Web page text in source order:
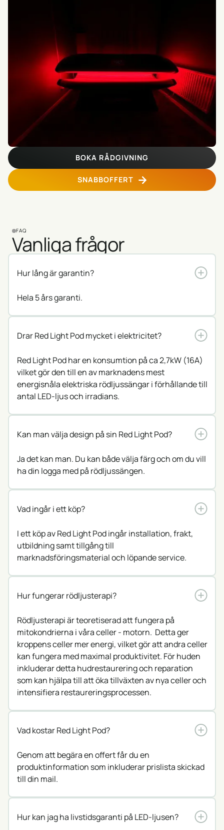
BOKA RÅDGIVNING
SNABBOFFERT
FAQ
Vanliga frågor
Hur lång är garantin?
Hela 5 års garanti.
Drar Red Light Pod mycket i elektricitet?
Red Light Pod har en konsumtion på ca 2,7kW (16A)
vilket gör den till en av marknadens mest
energisnåla elektriska rödljussängar i förhållande till
antal LED-ljus och irradians.
Kan man välja design på sin Red Light Pod?
Ja det kan man. Du kan både välja färg och om du vill
ha din logga med på rödljussängen.
Vad ingår i ett köp?
I ett köp av Red Light Pod ingår installation, frakt,
utbildning samt tillgång till
marknadsföringsmaterial och löpande service.
Hur fungerar rödljusterapi?
Rödljusterapi är teoretiserad att fungera på
mitokondrierna i våra celler - motorn. Detta ger
kroppens celler mer energi, vilket gör att andra celler
kan fungera med maximal produktivitet. För huden
inkluderar detta hudrestaurering och reparation
som kan hjälpa till att öka tillväxten av nya celler och
intensifiera restaureringsprocessen.
Vad kostar Red Light Pod?
Genom attbegära en offertfår du en
produktinformation som inkluderar prislista skickad
till din mail.
Hur kan jag ha livstidsgaranti på LED-ljusen?